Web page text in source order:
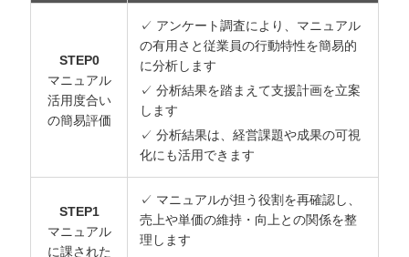
STEP0
マニュアル
活用度合い
の簡易評価
✓ アンケート調査により、マニュアル
の有用さと従業員の行動特性を簡易的
に分析します
✓ 分析結果を踏まえて支援計画を立案
します
✓ 分析結果は、経営課題や成果の可視
化にも活用できます
STEP1
マニュアル
に課された
✓ マニュアルが担う役割を再確認し、
売上や単価の維持・向上との関係を整
理します